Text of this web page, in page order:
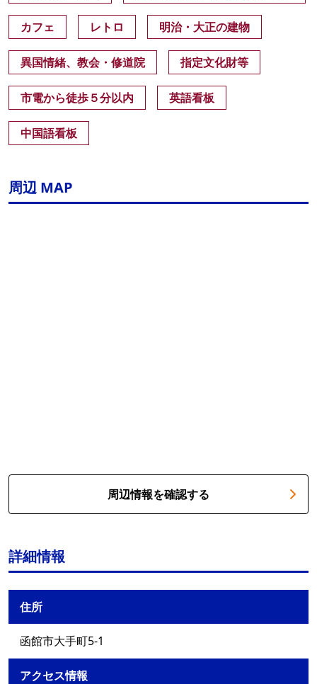
カフェ レトロ 明治・大正の建物
異国情緒、教会・修道院 指定文化財等
市電から徒歩５分以内 英語看板
中国語看板
周辺 MAP
周辺情報を確認する
詳細情報
住所
函館市大手町5-1
アクセス情報